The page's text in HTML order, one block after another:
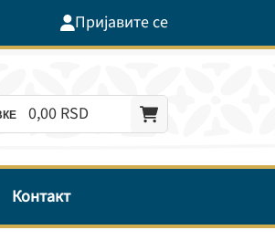
Пријавите се
0,00 RSD
Контакт